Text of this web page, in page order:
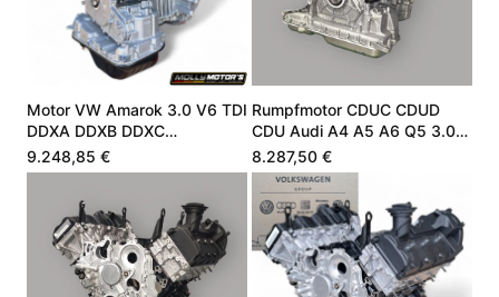
Motor VW Amarok 3.0 V6 TDI
DDXA DDXB DDXC
059100042E
9.248,85 €
Rumpfmotor CDUC CDUD
CDU Audi A4 A5 A6 Q5 3.0
V6 TDI 245 PS
8.287,50 €